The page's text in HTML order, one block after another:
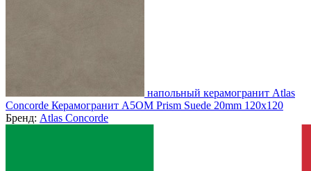
напольный керамогранит Atlas
Concorde Керамогранит A5OM Prism Suede 20mm 120x120
Бренд: Atlas Concorde